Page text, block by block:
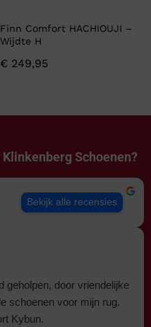
Finn Comfort HACHIOUJI –
Wijdte H
€ 249,95
Klinkenberg Schoenen?
Bekijk alle recensies
geholpen, door vriendelijke
schoenen voor mijn rug.
Kybun.